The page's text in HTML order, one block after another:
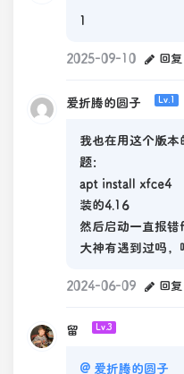
1
2025-09-10 回复
爱折腾的圆子 Lv.1
我也在用这个版
题：
apt install xfce4
装的4.16
然后启动一直报
大神有遇到过吗，
2024-06-09 回复
留 Lv.3
@ 爱折腾的圆子